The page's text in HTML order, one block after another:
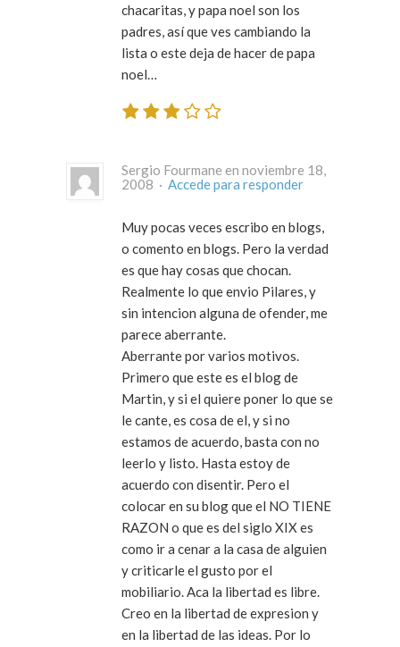
chacaritas, y papa noel son los
padres, así que ves cambiando la
lista o este deja de hacer de papa
noel…
Sergio Fourmane en noviembre 18,
2008 · Accede para responder
Muy pocas veces escribo en blogs,
o comento en blogs. Pero la verdad
es que hay cosas que chocan.
Realmente lo que envio Pilares, y
sin intencion alguna de ofender, me
parece aberrante.
Aberrante por varios motivos.
Primero que este es el blog de
Martin, y si el quiere poner lo que se
le cante, es cosa de el, y si no
estamos de acuerdo, basta con no
leerlo y listo. Hasta estoy de
acuerdo con disentir. Pero el
colocar en su blog que el NO TIENE
RAZON o que es del siglo XIX es
como ir a cenar a la casa de alguien
y criticarle el gusto por el
mobiliario. Aca la libertad es libre.
Creo en la libertad de expresion y
en la libertad de las ideas. Por lo